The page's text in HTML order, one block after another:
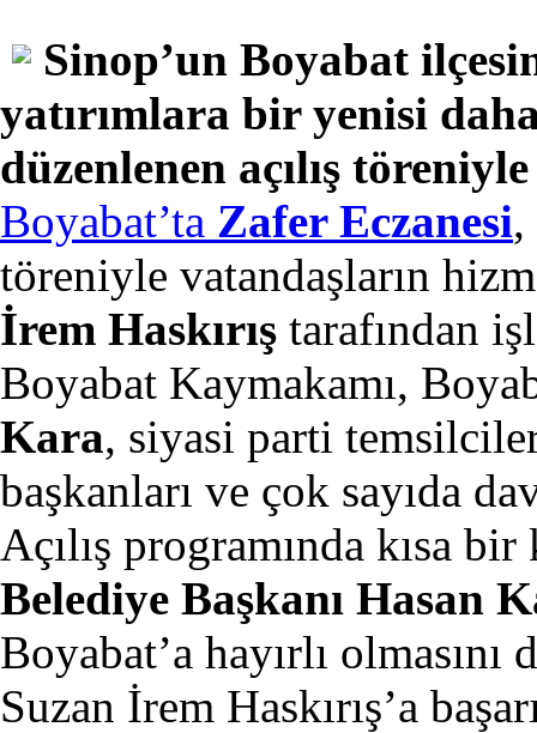
Sinop’un Boyabat
yatırımlara bir yenisi
düzenlenen açılış
Boyabat’ta Zafer Eczanesi,
töreniyle vatandaşların
İrem Haskırış tarafından
Boyabat Kaymakamı,
Kara, siyasi parti
başkanları ve çok sayıda
Açılış programında kısa
Belediye Başkanı Hasan
Boyabat’a hayırlı
Suzan İrem Haskırış’a